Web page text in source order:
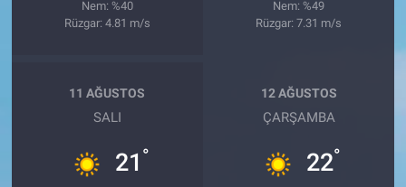
Nem: %40
Rüzgar: 4.81 m/s
Nem: %49
Rüzgar: 7.31 m/s
11 AĞUSTOS
SALI
21 °
12 AĞUSTOS
ÇARŞAMBA
22°